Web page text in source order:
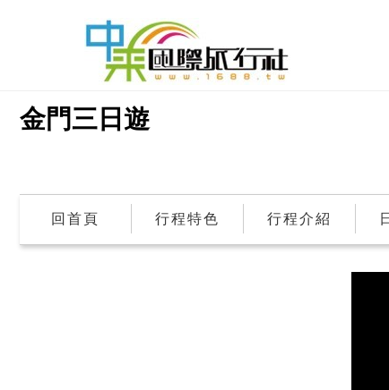
金門三日遊
回首頁 行程特色 行程介紹